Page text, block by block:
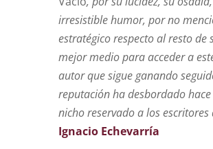
irresistible humor, por no
estratégico respecto al resto de
mejor medio para acceder a
autor que sigue ganando
reputación ha desbordado
nicho reservado a los escritores
Ignacio Echevarría